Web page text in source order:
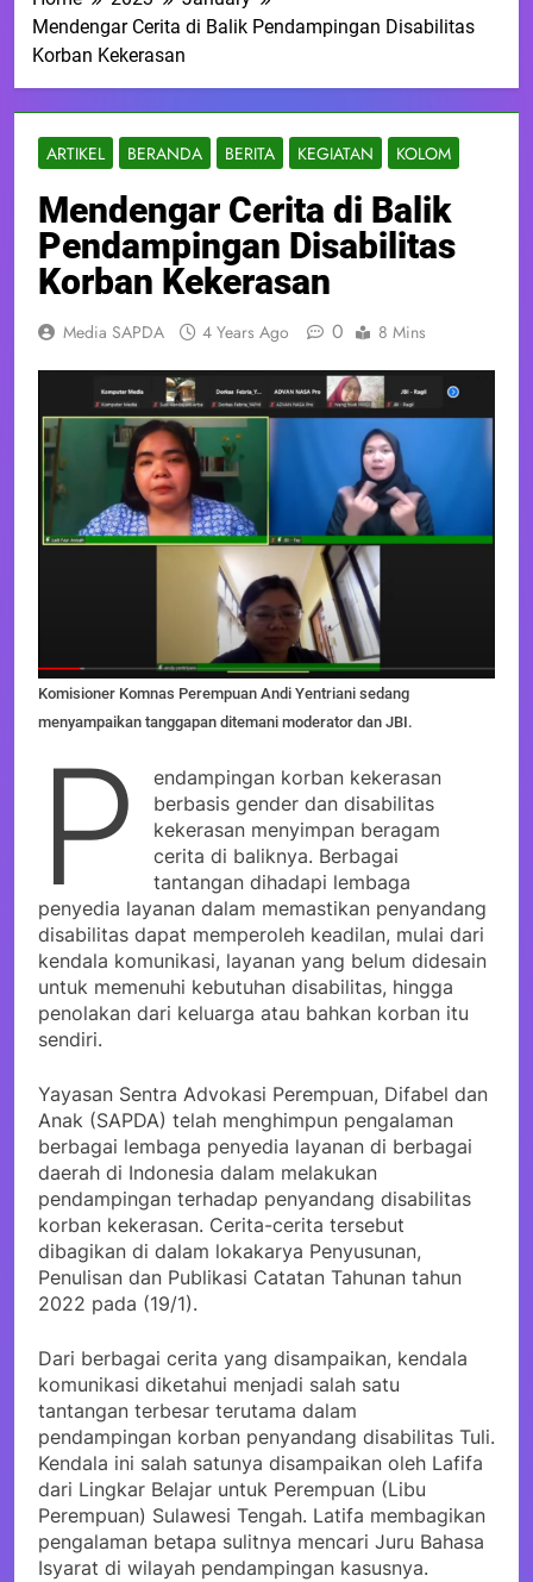
Mendengar Cerita di Balik Pendampingan Disabilitas
Korban Kekerasan
ARTIKEL BERANDA BERITA KEGIATAN KOLOM
Mendengar Cerita di Balik
Pendampingan Disabilitas
Korban Kekerasan
Media SAPDA 4 Years Ago 0 8 Mins
Komisioner Komnas Perempuan Andi Yentriani sedang
menyampaikan tanggapan ditemani moderator dan JBI.
P
endampingan korban kekerasan
berbasis gender dan disabilitas
kekerasan menyimpan beragam
cerita di baliknya. Berbagai
tantangan dihadapi lembaga
penyedia layanan dalam memastikan penyandang
disabilitas dapat memperoleh keadilan, mulai dari
kendala komunikasi, layanan yang belum didesain
untuk memenuhi kebutuhan disabilitas, hingga
penolakan dari keluarga atau bahkan korban itu
sendiri.
Yayasan Sentra Advokasi Perempuan, Difabel dan
Anak (SAPDA) telah menghimpun pengalaman
berbagai lembaga penyedia layanan di berbagai
daerah di Indonesia dalam melakukan
pendampingan terhadap penyandang disabilitas
korban kekerasan. Cerita-cerita tersebut
dibagikan di dalam lokakarya Penyusunan,
Penulisan dan Publikasi Catatan Tahunan tahun
2022 pada (19/1).
Dari berbagai cerita yang disampaikan, kendala
komunikasi diketahui menjadi salah satu
tantangan terbesar terutama dalam
pendampingan korban penyandang disabilitas Tuli.
Kendala ini salah satunya disampaikan oleh Lafifa
dari Lingkar Belajar untuk Perempuan (Libu
Perempuan) Sulawesi Tengah. Latifa membagikan
pengalaman betapa sulitnya mencari Juru Bahasa
Isyarat di wilayah pendampingan kasusnya.